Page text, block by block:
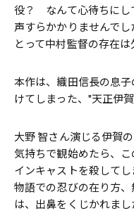
役？ なんて心待ちにし
声すらかかりませんで
とって中村監督の存在は
本作は、織田信長の息
けてしまった、"天正伊
大野 智さん演じる伊賀
気持ちで観始めたら、
インキャストを殺してし
物語での忍びの在り方
は、出鼻をくじかれま